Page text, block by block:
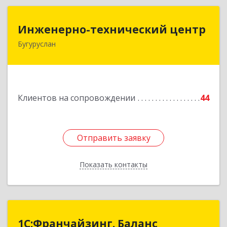
Инженерно-технический центр
Бугуруслан
Клиентов на сопровождении 44
Отправить заявку
Показать контакты
Инженерно-технический центр
461633, Оренбургская обл, Бугуруслан г,
Отправить заявку
Назад
1С:Франчайзинг. Баланс
1С:Франчайзинг. Баланс